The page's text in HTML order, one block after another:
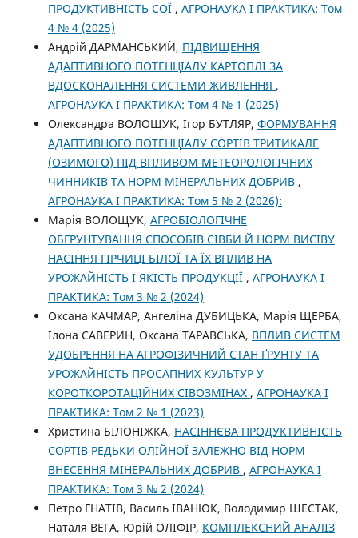
ПРОДУКТИВНІСТЬ СОЇ , АГРОНАУКА І ПРАКТИКА: Том
4 № 4 (2025)
Андрій ДАРМАНСЬКИЙ, ПІДВИЩЕННЯ
АДАПТИВНОГО ПОТЕНЦІАЛУ КАРТОПЛІ ЗА
ВДОСКОНАЛЕННЯ СИСТЕМИ ЖИВЛЕННЯ ,
АГРОНАУКА І ПРАКТИКА: Том 4 № 1 (2025)
Олександра ВОЛОЩУК, Ігор БУТЛЯР, ФОРМУВАННЯ
АДАПТИВНОГО ПОТЕНЦІАЛУ СОРТІВ ТРИТИКАЛЕ
(ОЗИМОГО) ПІД ВПЛИВОМ МЕТЕОРОЛОГІЧНИХ
ЧИННИКІВ ТА НОРМ МІНЕРАЛЬНИХ ДОБРИВ ,
АГРОНАУКА І ПРАКТИКА: Том 5 № 2 (2026):
Марія ВОЛОЩУК, АГРОБІОЛОГІЧНЕ
ОБГРУНТУВАННЯ СПОСОБІВ СІВБИ Й НОРМ ВИСІВУ
НАСІННЯ ГІРЧИЦІ БІЛОЇ ТА ЇХ ВПЛИВ НА
УРОЖАЙНІСТЬ І ЯКІСТЬ ПРОДУКЦІЇ , АГРОНАУКА І
ПРАКТИКА: Том 3 № 2 (2024)
Оксана КАЧМАР, Ангеліна ДУБИЦЬКА, Марія ЩЕРБА,
Ілона САВЕРИН, Оксана ТАРАВСЬКА, ВПЛИВ СИСТЕМ
УДОБРЕННЯ НА АГРОФІЗИЧНИЙ СТАН ҐРУНТУ ТА
УРОЖАЙНІСТЬ ПРОСАПНИХ КУЛЬТУР У
КОРОТКОРОТАЦІЙНИХ СІВОЗМІНАХ , АГРОНАУКА І
ПРАКТИКА: Том 2 № 1 (2023)
Христина БІЛОНІЖКА, НАСІННЄВА ПРОДУКТИВНІСТЬ
СОРТІВ РЕДЬКИ ОЛІЙНОЇ ЗАЛЕЖНО ВІД НОРМ
ВНЕСЕННЯ МІНЕРАЛЬНИХ ДОБРИВ , АГРОНАУКА І
ПРАКТИКА: Том 3 № 2 (2024)
Петро ГНАТІВ, Василь ІВАНЮК, Володимир ШЕСТАК,
Наталя ВЕГА, Юрій ОЛІФІР, КОМПЛЕКСНИЙ АНАЛІЗ